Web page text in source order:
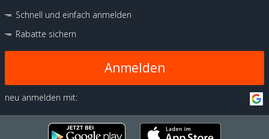
Schnell und einfach anmelden
Rabatte sichern
Anmelden
neu anmelden mit: